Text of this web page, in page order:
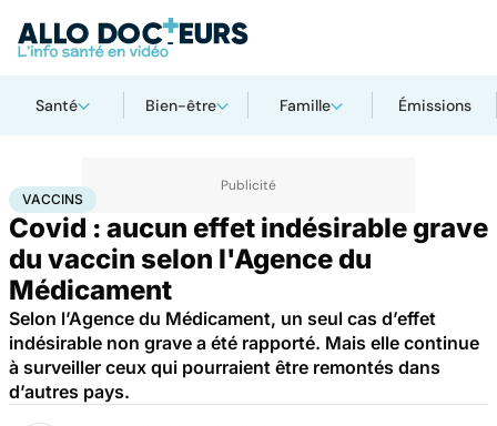
Santé Bien-être Famille Émissions
AccueilSanté Vaccins
VACCINS
Covid : aucun effet indésirable grave
du vaccin selon l'Agence du
Médicament
Selon l’Agence du Médicament, un seul cas d’effet
indésirable non grave a été rapporté. Mais elle continue
à surveiller ceux qui pourraient être remontés dans
d’autres pays.